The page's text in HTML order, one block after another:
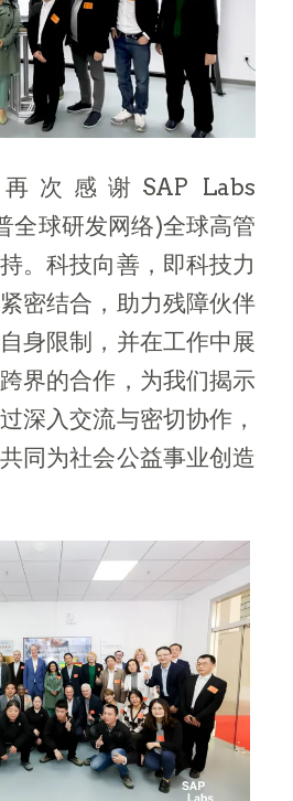
次感谢SAP Labs
球研发网络)全球高管
。科技向善，即科技力
密结合，助力残障伙伴
身限制，并在工作中展
界的合作，为我们揭示
深入交流与密切协作，
同为社会公益事业创造